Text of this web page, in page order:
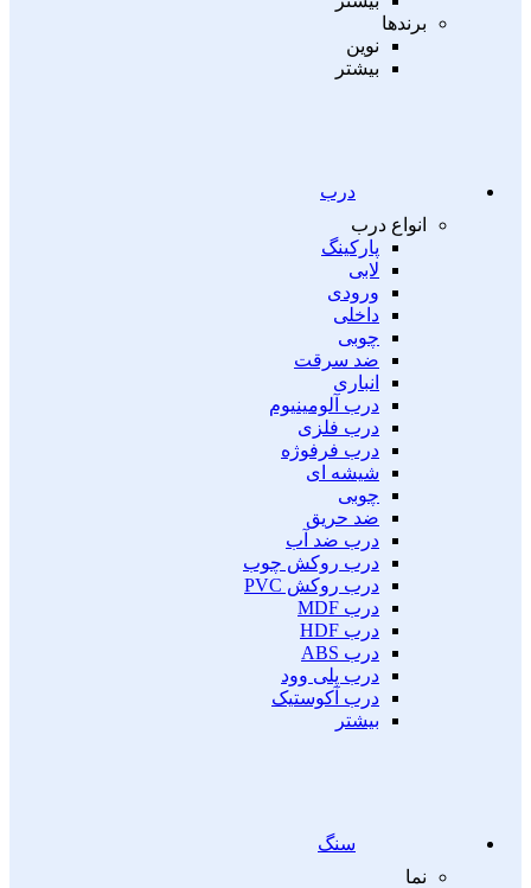
برندها
نوین
بیشتر
درب
انواع درب
پارکینگ
لابی
ورودی
داخلی
چوبی
ضد سرقت
انباری
درب آلومینیوم
درب فلزی
درب فرفوژه
شیشه ای
چوبی
ضد حریق
درب ضد آب
درب روکش چوب
درب روکش PVC
درب MDF
درب HDF
درب ABS
درب پلی وود
درب آکوستیک
بیشتر
سنگ
نما